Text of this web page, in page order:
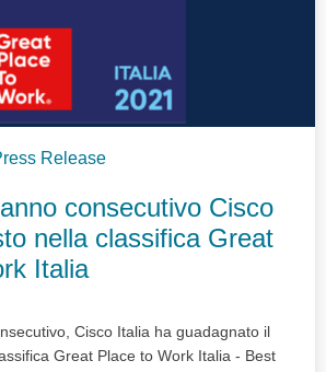
Release
consecutivo Cisco
nella classifica Great
Italia
Cisco Italia ha guadagnato il
Great Place to Work Italia - Best